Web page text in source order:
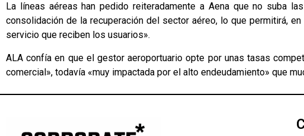
La líneas aéreas han pedido reiteradamente a Aena que no suba
consolidación de la recuperación del sector aéreo, lo que permitirá,
servicio que reciben los usuarios».
ALA confía en que el gestor aeroportuario opte por unas tasas
comercial», todavía «muy impactada por el alto endeudamiento» que